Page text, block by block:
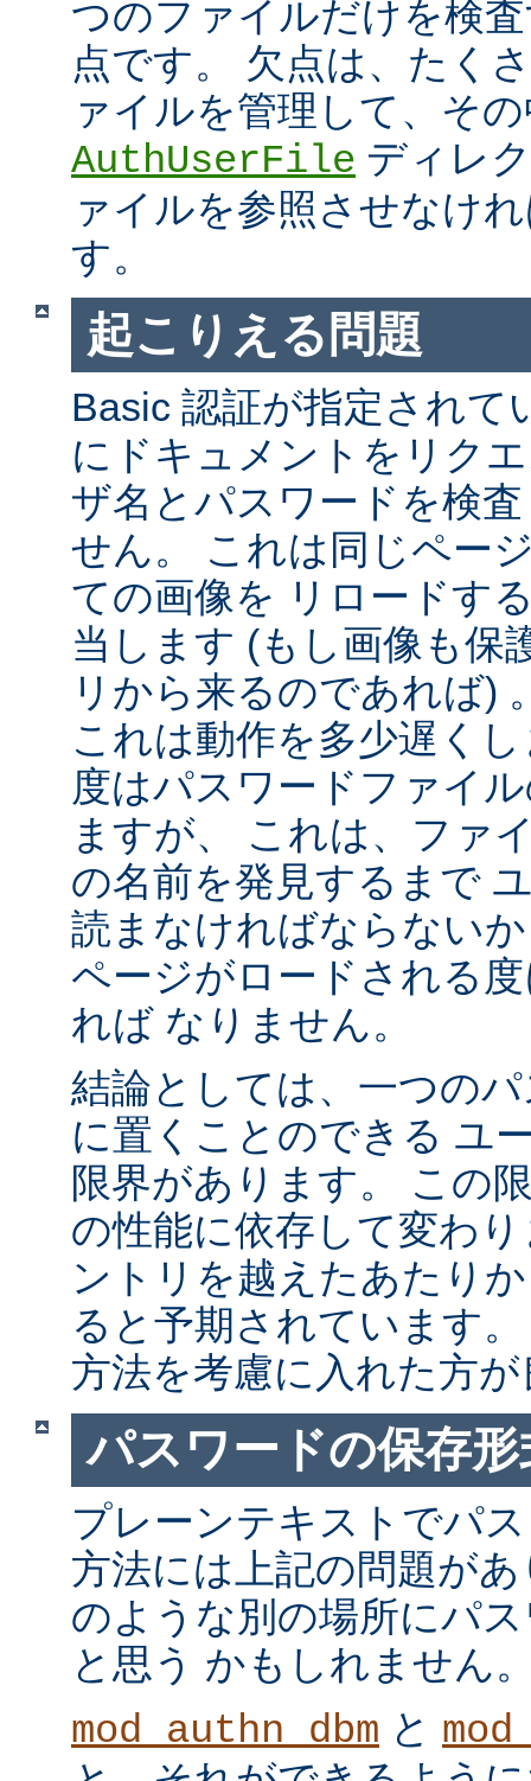
つのファイルだけを検
点です。 欠点は、たく
ァイルを管理して、そ
AuthUserFile ディレ
ァイルを参照させなけ
す。
起こりえる問題
Basic 認証が指定されて
にドキュメントをリク
ザ名とパスワードを検
せん。 これは同じペー
ての画像を リロードす
当します (もし画像も保
リから来るのであれば)
これは動作を多少遅く
度はパスワードファイ
ますが、 これは、ファ
の名前を発見するまで
読まなければならない
ページがロードされる
れば なりません。
結論としては、一つの
に置くことのできる ユ
限界があります。 この
の性能に依存して変わ
ントリを越えたあたり
ると予期されています
方法を考慮に入れた方
パスワードの保存
プレーンテキストでパ
方法には上記の問題が
のような別の場所にパ
と思う かもしれません
mod_authn_dbm と